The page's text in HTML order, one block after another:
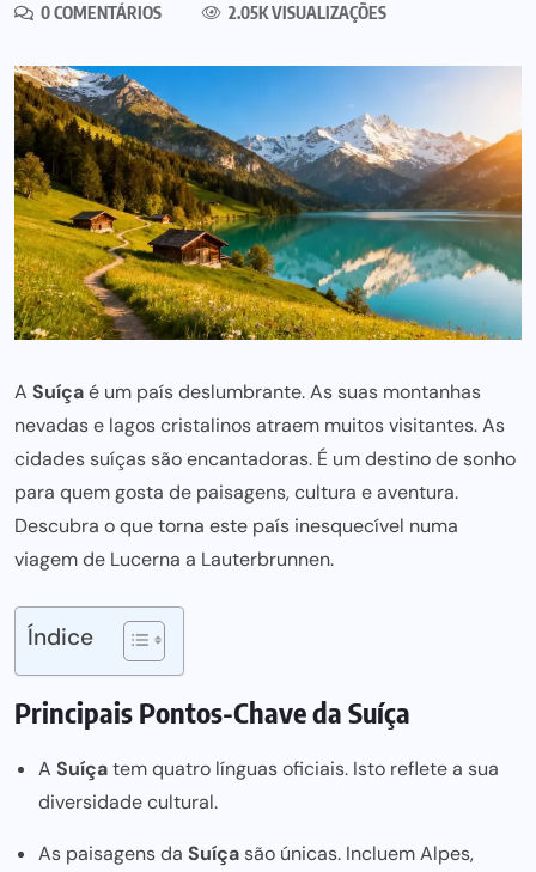
0 COMENTÁRIOS
2.05K VISUALIZAÇÕES
A Suíçaé um país deslumbrante. As suas montanhas
nevadas e lagos cristalinos atraem muitos visitantes. As
cidades suíças são encantadoras. É um destino de sonho
para quem gosta de paisagens, cultura e aventura.
Descubra o que torna este país inesquecível numa
viagem de Lucerna a Lauterbrunnen.
Índice
Principais Pontos-Chave da Suíça
A Suíçatem quatro línguas oficiais. Isto reflete a sua
diversidade cultural.
As paisagens da Suíçasão únicas. Incluem Alpes,